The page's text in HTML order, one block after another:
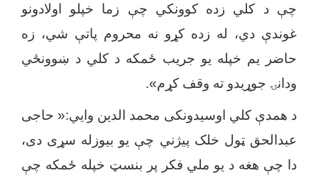
چې د کلي زده کوونکي چې زما خپلو اولادونو
غوندې دي، له زده کړو نه محروم پاتې شي، زه
حاضر یم خپله یو جریب ځمکه د کلي د ښوونځي
ودانۍ جوړیدو ته وقف کړم».
د همدې کلي اوسیدونکی محمد الدین وایي:« حاجی
عبدالحق ټول خلک پیژني چې یو بیوزله سړی دی،
دا چې هغه د یو ملي فکر پر بنسټ خپله ځمکه چې